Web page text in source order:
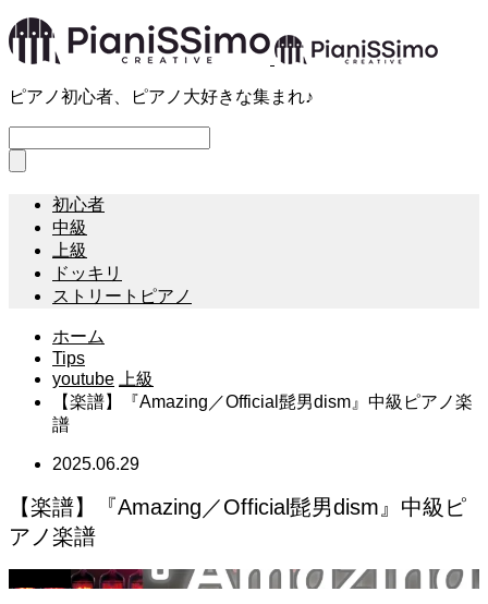
ピアノ初心者、ピアノ大好きな集まれ♪
初心者
中級
上級
ドッキリ
ストリートピアノ
ホーム
Tips
youtube
上級
【楽譜】『Amazing／Official髭男dism』中級ピアノ楽
譜
2025.06.29
【楽譜】『Amazing／Official髭男dism』中級ピ
アノ楽譜